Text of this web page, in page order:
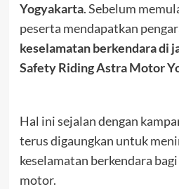
Yogyakarta. Sebelum
peserta mendapatkan
keselamatan berkendara di
Safety Riding Astra Motor
Hal ini sejalan dengan
terus digaungkan untuk
keselamatan berkendara
motor.